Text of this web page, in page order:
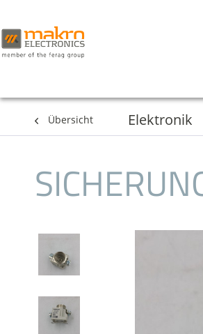
Übersicht Elektronik